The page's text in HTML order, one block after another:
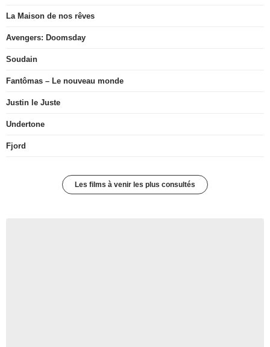
La Maison de nos rêves
Avengers: Doomsday
Soudain
Fantômas – Le nouveau monde
Justin le Juste
Undertone
Fjord
Les films à venir les plus consultés